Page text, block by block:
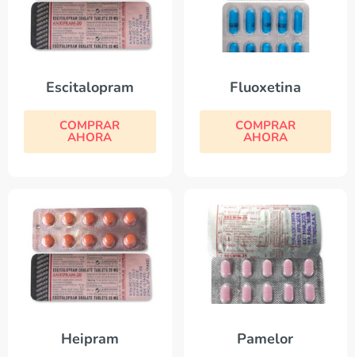
Escitalopram
COMPRAR
AHORA
Fluoxetina
COMPRAR
AHORA
Heipram Pamelor